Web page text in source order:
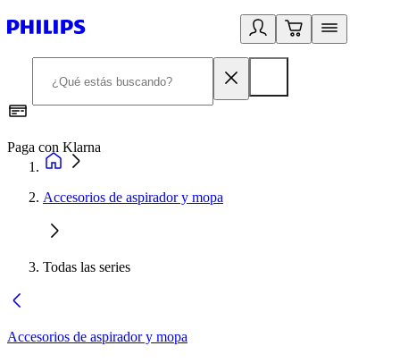
Paga con Klarna
Accesorios de aspirador y mopa
Todas las series
Accesorios de aspirador y mopa